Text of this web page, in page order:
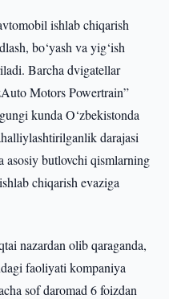
ishlab chiqarish
bo‘yash va yig‘ish
Barcha dvigatellar
Motors Powertrain”
kunda O‘zbekistonda
darajasi
asosiy butlovchi qismlarning
chiqarish evaziga
nazardan olib qaraganda,
faoliyati kompaniya
sof daromad 6 foizdan